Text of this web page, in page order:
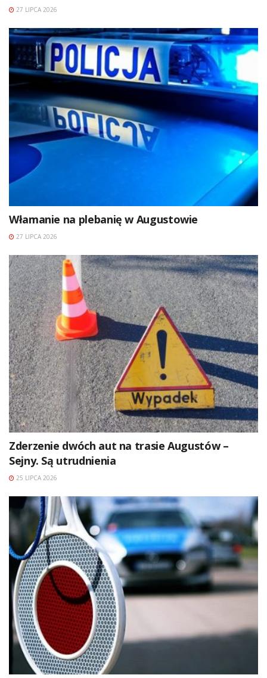
27 LIPCA 2026
Włamanie na plebanię w Augustowie
27 LIPCA 2026
Zderzenie dwóch aut na trasie Augustów –
Sejny. Są utrudnienia
25 LIPCA 2026